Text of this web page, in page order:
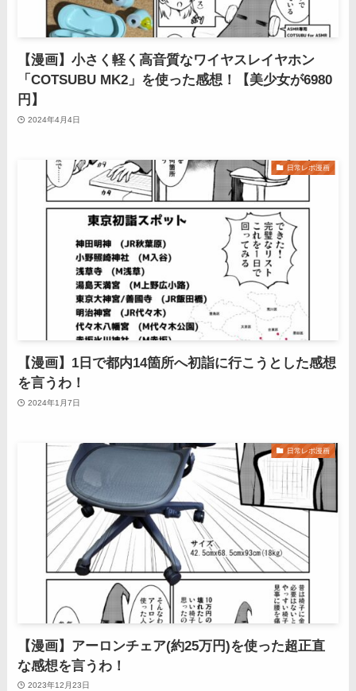
【漫画】小さく軽く高音質なワイヤスレイヤホン
「COTSUBU MK2」を使った感想！【美少女が6980
円】
2024年4月4日
日常レポ漫画
【漫画】1日で都内14箇所へ初詣に行こうとした感想
を言うわ！
2024年1月7日
日常レポ漫画
【漫画】アーロンチェア(約25万円)を使った超正直
な感想を言うわ！
2023年12月23日